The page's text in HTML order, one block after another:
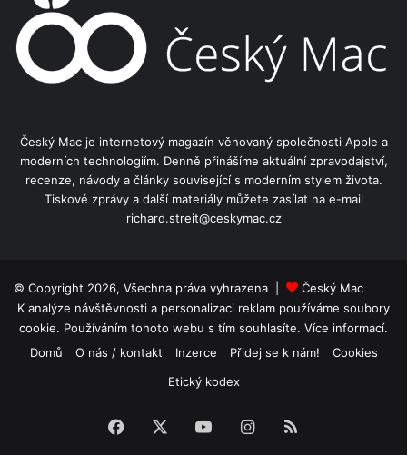
Český Mac je internetový magazín věnovaný společnosti Apple a
moderních technologiím. Denně přinášíme aktuální zpravodajství,
recenze, návody a články související s moderním stylem života.
Tiskové zprávy a další materiály můžete zasílat na e-mail
richard.streit@ceskymac.cz
© Copyright 2026, Všechna práva vyhrazena |
Český Mac
K analýze návštěvnosti a personalizaci reklam používáme soubory
cookie. Používáním tohoto webu s tím souhlasíte. Více informací.
Domů
O nás / kontakt Inzerce Přidej se k nám!
Cookies
Etický kodex
Facebook YouTubeInstagram